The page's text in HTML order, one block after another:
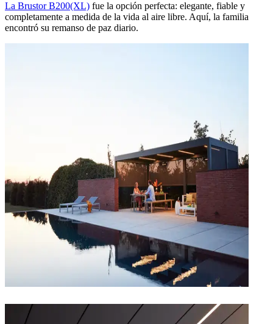
La Brustor B200(XL) fue la opción perfecta: elegante, fiable y
completamente a medida de la vida al aire libre. Aquí, la familia
encontró su remanso de paz diario.